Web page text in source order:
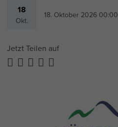
18
Okt.
18. Oktober 2026 00:00
Jetzt Teilen auf